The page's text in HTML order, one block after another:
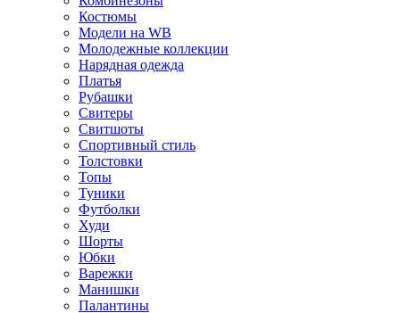
Костюмы
Модели на WB
Молодежные коллекции
Нарядная одежда
Платья
Рубашки
Свитеры
Свитшоты
Спортивный стиль
Толстовки
Топы
Туники
Футболки
Худи
Шорты
Юбки
Варежки
Манишки
Палантины